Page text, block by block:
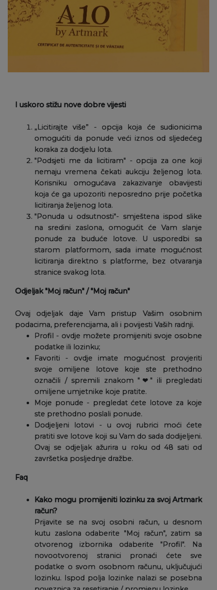
I uskoro stižu nove dobre vijesti
„Licitirajte više” - opcija koja će sudionicima
omogućiti da ponude veći iznos od sljedećeg
koraka za dodjelu lota.
"Podsjeti me da licitiram" - opcija za one koji
nemaju vremena čekati aukciju željenog lota.
Korisniku omogućava zakazivanje obavijesti
koja će ga upozoriti neposredno prije početka
licitiranja željenog lota.
"Ponuda u odsutnosti"- smještena ispod slike
na sredini zaslona, omogućit će Vam slanje
ponude za buduće lotove. U usporedbi sa
starom platformom, sada imate mogućnost
licitiranja direktno s platforme, bez otvaranja
stranice svakog lota.
Odjeljak "Moj račun" / "Moj račun"
Ovaj odjeljak daje Vam pristup Vašim osobnim
podacima, preferencijama, ali i povijesti Vaših radnji.
Profil - ovdje možete promijeniti svoje osobne
podatke ili lozinku;
Favoriti - ovdje imate mogućnost provjeriti
svoje omiljene lotove koje ste prethodno
označili / spremili znakom "❤" ili pregledati
omiljene umjetnike koje pratite.
Moje ponude - pregledat ćete lotove za koje
ste prethodno poslali ponude.
Dodjeljeni lotovi - u ovoj rubrici moći ćete
pratiti sve lotove koji su Vam do sada dodijeljeni.
Ovaj se odjeljak ažurira u roku od 48 sati od
završetka posljednje dražbe.
Faq
Kako mogu promijeniti lozinku za svoj Artmark
račun?
Prijavite se na svoj osobni račun, u desnom
kutu zaslona odaberite "Moj račun", zatim sa
otvorenog izbornika odaberite "Profil". Na
novootvorenoj stranici pronaći ćete sve
podatke o svom osobnom računu, uključujući
lozinku. Ispod polja lozinke nalazi se posebna